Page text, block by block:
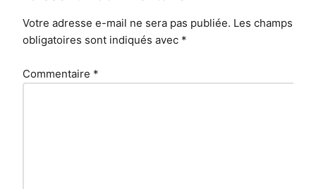
Votre adresse e-mail ne sera pas publiée. Les champs
obligatoires sont indiqués avec *
Commentaire *